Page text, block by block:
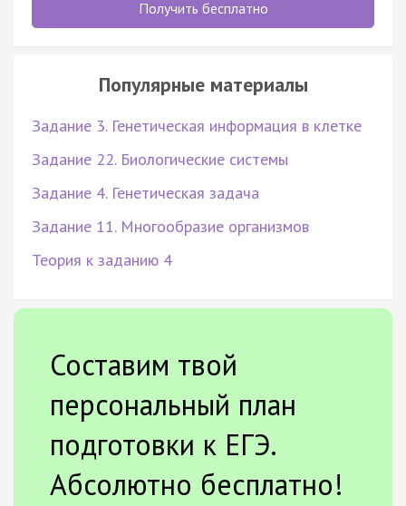
Получить бесплатно
Популярные материалы
Задание 3. Генетическая информация в клетке
Задание 22. Биологические системы
Задание 4. Генетическая задача
Задание 11. Многообразие организмов
Теория к заданию 4
Составим твой
персональный план
подготовки к ЕГЭ.
Абсолютно бесплатно!